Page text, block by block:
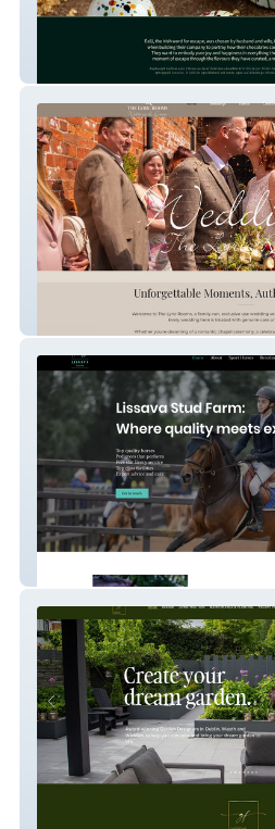
The Lyric Rooms
Lissava Stud Farm